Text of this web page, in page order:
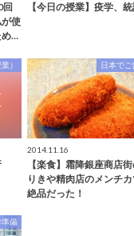
回
使
め…
【今日の授業】疫学、
） 日本でご
2014.11.16
【楽食】霜降銀座商店
りきや精肉店のメンチ
絶品だった！
準備